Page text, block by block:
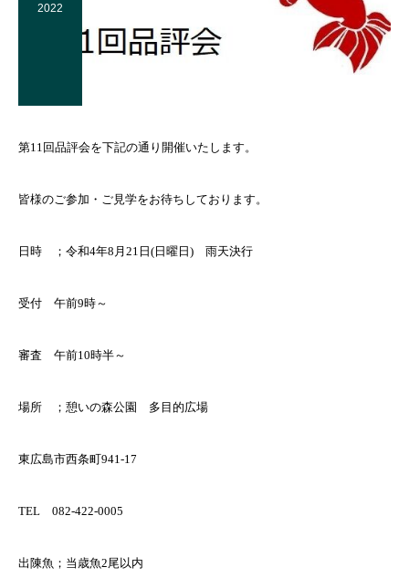
2022
第11回品評会を下記の通り開催いたします。
皆様のご参加・ご見学をお待ちしております。
日時 ；令和4年8月21日(日曜日) 雨天決行
受付 午前9時～
審査 午前10時半～
場所 ；憩いの森公園 多目的広場
東広島市西条町941-17
TEL 082-422-0005
出陳魚；当歳魚2尾以内